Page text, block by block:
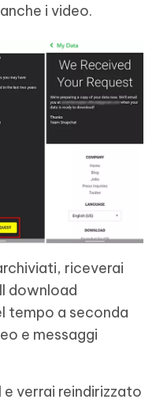
i video.
riceverai
download
tempo a seconda
e messaggi
e verrai reindirizzato